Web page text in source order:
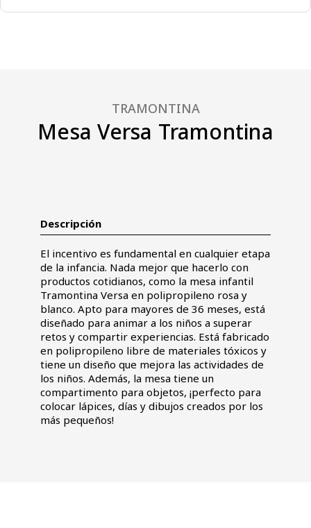
TRAMONTINA
Mesa Versa Tramontina
Descripción
El incentivo es fundamental en cualquier etapa
de la infancia. Nada mejor que hacerlo con
productos cotidianos, como la mesa infantil
Tramontina Versa en polipropileno rosa y
blanco. Apto para mayores de 36 meses, está
diseñado para animar a los niños a superar
retos y compartir experiencias. Está fabricado
en polipropileno libre de materiales tóxicos y
tiene un diseño que mejora las actividades de
los niños. Además, la mesa tiene un
compartimento para objetos, ¡perfecto para
colocar lápices, días y dibujos creados por los
más pequeños!